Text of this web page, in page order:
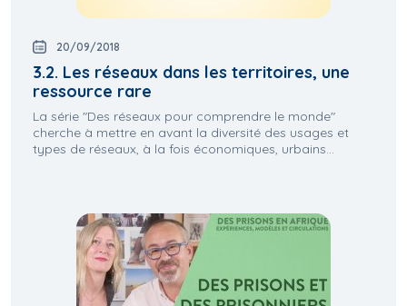
20/09/2018
3.2. Les réseaux dans les territoires, une
ressource rare
La série "Des réseaux pour comprendre le monde"
cherche à mettre en avant la diversité des usages et
types de réseaux, à la fois économiques, urbains...